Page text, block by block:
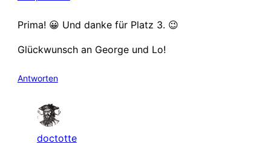
Prima! 😀 Und danke für Platz 3. 😉
Glückwunsch an George und Lo!
Antworten
doctotte